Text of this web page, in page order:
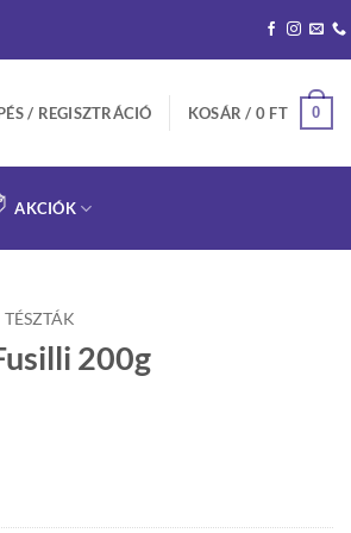
/ REGISZTRÁCIÓ KOSÁR / 0 FT 0
AKCIÓK
TÉSZTÁK
200g